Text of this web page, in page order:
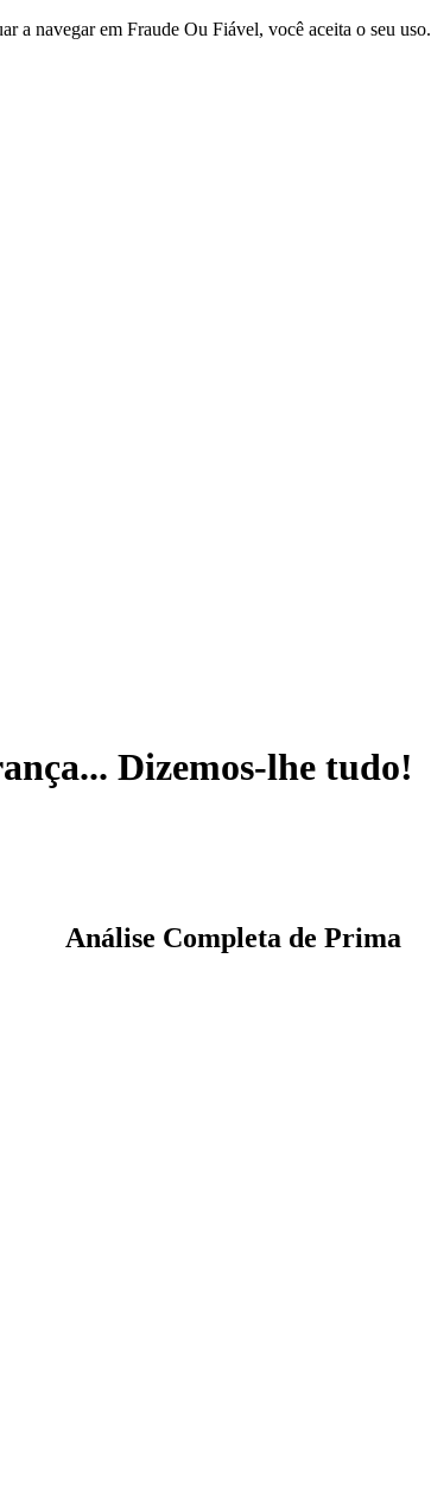
a navegar em Fraude Ou Fiável, você aceita o seu uso.
Dizemos-lhe tudo!
Análise Completa de Prima